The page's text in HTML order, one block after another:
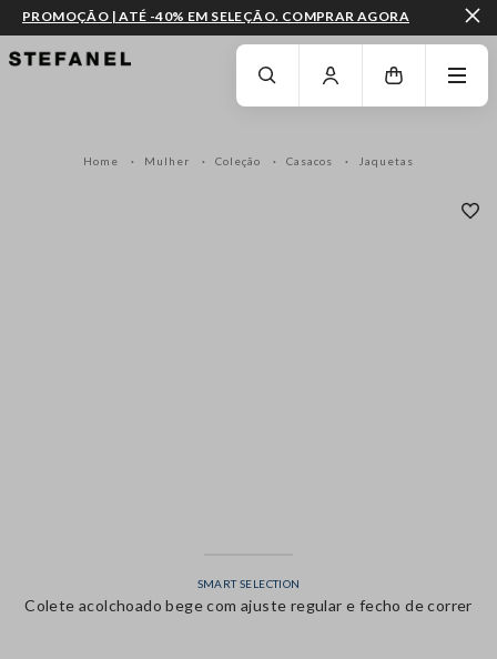
IR PARA O CONTEÚDO PRINCIPAL DESÇA ATÉ AO FIM DA PÁGINA
PROMOÇÃO | ATÉ -40% EM SELEÇÃO. COMPRAR AGORA
Home Mulher Coleção Casacos Jaquetas
SMART SELECTION
Colete acolchoado bege com ajuste regular e fecho de correr